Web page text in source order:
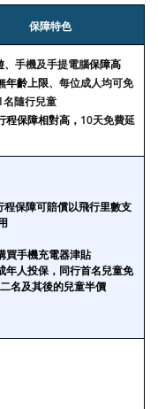
保障特色
、手機及手提電腦保障高
年齡上限、每位成人均可免
名隨行兒童
程保障相對高， 10天免費延
程保障可賠償以飛行里數支
買手機充電器津貼
年人投保，同行首名兒童免
名及其後的兒童半價